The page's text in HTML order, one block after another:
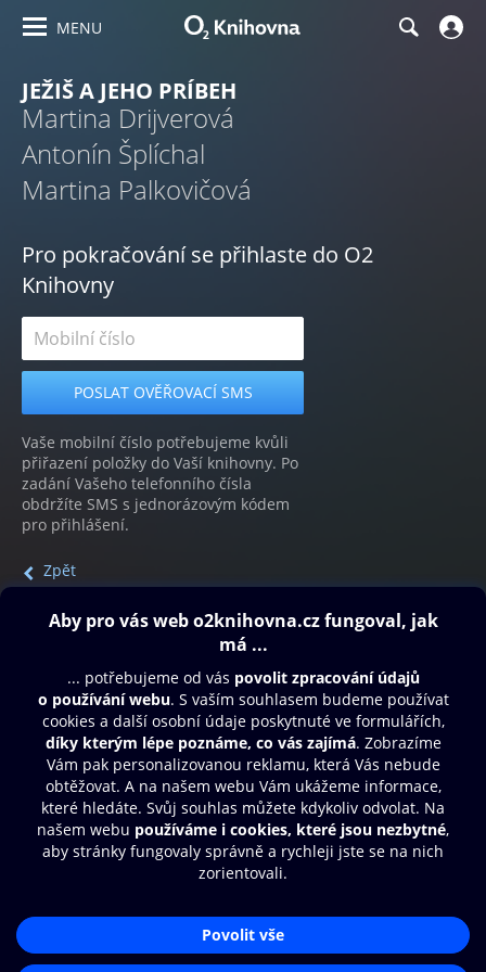
MENU
JEŽIŠ A JEHO PRÍBEH
Martina Drijverová
Antonín Šplíchal
Martina Palkovičová
Pro pokračování se přihlaste do O2
Knihovny
Vaše mobilní číslo potřebujeme kvůli
přiřazení položky do Vaší knihovny. Po
zadání Vašeho telefonního čísla
obdržíte SMS s jednorázovým kódem
pro přihlášení.
Zpět
Obsah ke stažení
Moje O2 Knihovna
Další zábava
© O2 Czech Republic a.s.
Přístupnost
Zásady zpracování osobních údajůAplikace O2 Knihovna